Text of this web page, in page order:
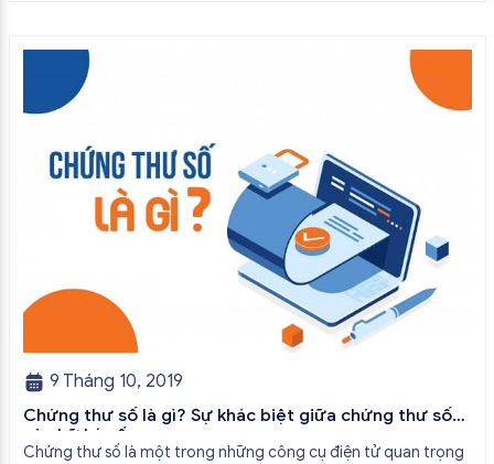
9 Tháng 10, 2019
Chứng thư số là gì? Sự khác biệt giữa chứng thư số
và chữ ký số
Chứng thư số là một trong những công cụ điện tử quan trọng